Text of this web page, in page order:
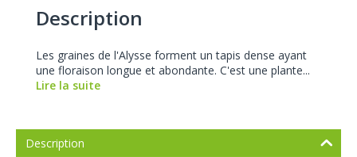
Description
Les graines de l'Alysse forment un tapis dense ayant
une floraison longue et abondante. C'est une plante...
Lire la suite
Description